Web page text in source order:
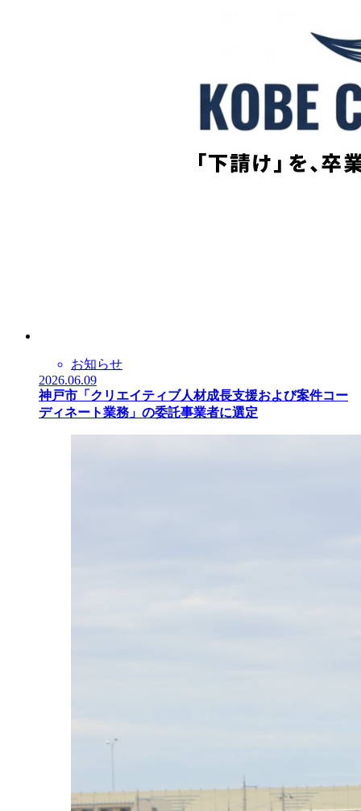
お知らせ
2026.06.09
神戸市「クリエイティブ人材成長支援および案件コー
ディネート業務」の委託事業者に選定